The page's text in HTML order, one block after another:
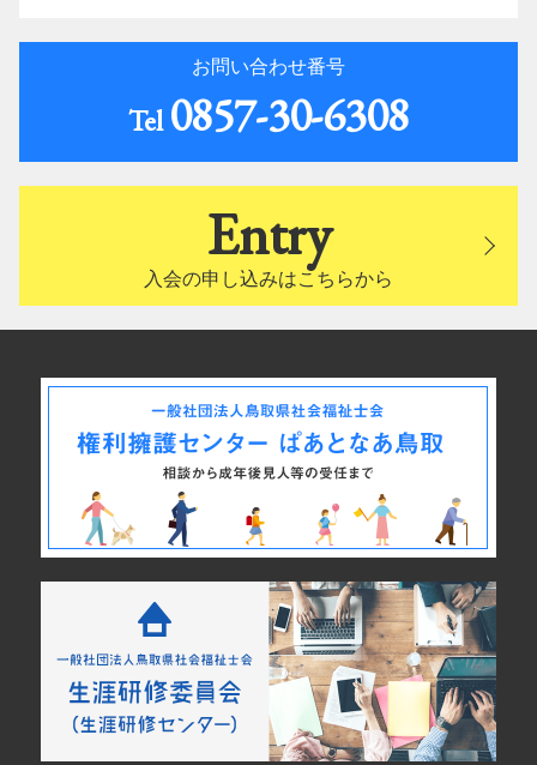
お問い合わせ番号
Tel0857-30-6308
Entry
入会の申し込みはこちらから